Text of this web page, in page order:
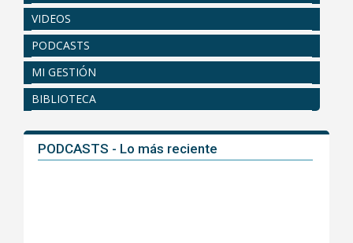
VIDEOS
PODCASTS
MI GESTIÓN
BIBLIOTECA
PODCASTS - Lo más reciente